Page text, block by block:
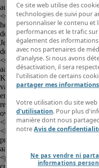
actief in de Benelux zijn wij op
het finance team.</p><p>In
de correcte verwerking en
Je combineert operationele
de optimalisatie van AP-
aankoopfacturen en
Kofax, Peppol) en manuele
van betalingsruns en opvolgen
en analyseren van
reconciliëren van AP-
over correcte codering, btw-
<li>Aanleveren van input
<li>Meewerken aan de
processen in samenwerking
aanspreekpunt voor
<p>Je rapporteert aan de
collega's binnen verschillende
Ce site web utilise des
technologies de suivi pour
personnaliser le contenu et
performances et le trafic
également des
avec nos partenaires de
d'analyse. Si nous avons
désactivation, il sera
l'utilisation de certains
partager mes
Votre utilisation du site
d'utilisation. Pour plus
manière dont nous
notreAvis de
Ne pas vendre ni
informations